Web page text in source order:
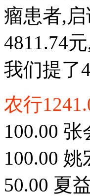
瘤患者,
4811.74
我们提了
农行
100.00 张
100.00 姚
50.00 夏